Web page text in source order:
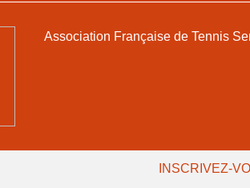
Association Française de Tennis
INSCRIVEZ-